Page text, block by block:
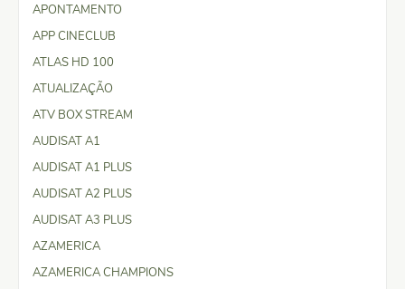
APONTAMENTO
APP CINECLUB
ATLAS HD 100
ATUALIZAÇÃO
ATV BOX STREAM
AUDISAT A1
AUDISAT A1 PLUS
AUDISAT A2 PLUS
AUDISAT A3 PLUS
AZAMERICA
AZAMERICA CHAMPIONS